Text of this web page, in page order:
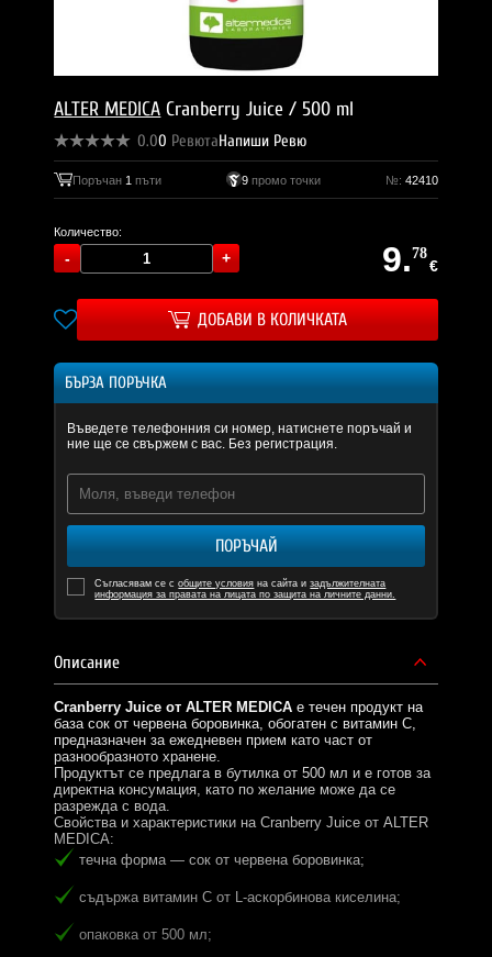
ALTER MEDICA Cranberry Juice / 500 ml
0.00 РевютаНапиши Ревю
Поръчан 1 пъти 9промо точки №: 42410
Количество:
9.78
€
ДОБАВИ В КОЛИЧКАТА
БЪРЗА ПОРЪЧКА
Въведете телефонния си номер, натиснете поръчай и
ние ще се свържем с вас. Без регистрация.
ПОРЪЧАЙ
Съгласявам се собщите условия на сайта изадължителната
информация за правата на лицата по защита на личните данни.
Описание
Cranberry Juice от ALTER MEDICA е течен продукт на
база сок от червена боровинка, обогатен с витамин C,
предназначен за ежедневен прием като част от
разнообразното хранене.
Продуктът се предлага в бутилка от 500 мл и е готов за
директна консумация, като по желание може да се
разрежда с вода.
Свойства и характеристики на Cranberry Juice от ALTER
MEDICA:
течна форма — сок от червена боровинка;
съдържа витамин C от L-аскорбинова киселина;
опаковка от 500 мл;